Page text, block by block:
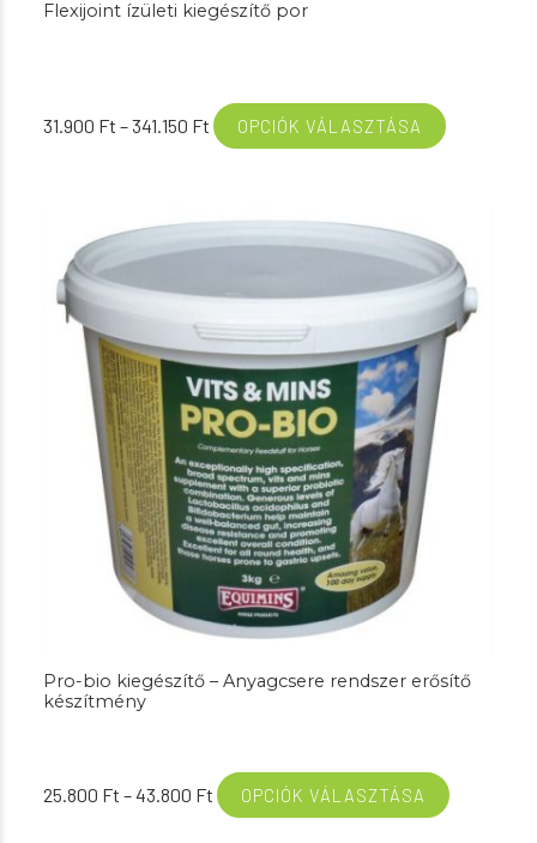
Flexijoint ízületi kiegészítő por
31.900 Ft –341.150 Ft Ártartomány:
31.900 Ft
OPCIÓK VÁLASZTÁSA
Pro-bio kiegészítő – Anyagcsere rendszer erősítő
készítmény
25.800 Ft –43.800 Ft Ártartomány:
25.800 Ft
OPCIÓK VÁLASZTÁSA